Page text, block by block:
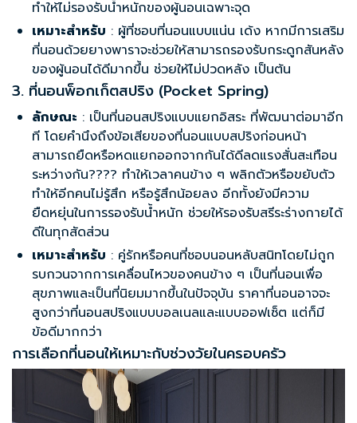
ทำให้ไม่รองรับน้ำหนักของผู้นอนเฉพาะจุด
เหมาะสำหรับ : ผู้ที่ชอบที่นอนแบบแน่น เด้ง หากมีการเสริม
ที่นอนด้วยยางพาราจะช่วยให้สามารถรองรับกระดูกสันหลัง
ของผู้นอนได้ดีมากขึ้น ช่วยให้ไม่ปวดหลัง เป็นต้น
3. ที่นอนพ็อกเก็ตสปริง (Pocket Spring)
ลักษณะ : เป็นที่นอนสปริงแบบแยกอิสระ ที่พัฒนาต่อมาอีก
ที โดยคำนึงถึงข้อเสียของที่นอนแบบสปริงก่อนหน้า
สามารถยืดหรือหดแยกออกจากกันได้ดีลดแรงสั่นสะเทือน
ระหว่างกัน????️ ทำให้เวลาคนข้าง ๆ พลิกตัวหรือขยับตัว
ทำให้อีกคนไม่รู้สึก หรือรู้สึกน้อยลง อีกทั้งยังมีความ
ยืดหยุ่นในการรองรับน้ำหนัก ช่วยให้รองรับสรีระร่างกายได้
ดีในทุกสัดส่วน
เหมาะสำหรับ : คู่รักหรือคนที่ชอบนอนหลับสนิทโดยไม่ถูก
รบกวนจากการเคลื่อนไหวของคนข้าง ๆ เป็นที่นอนเพื่อ
สุขภาพและเป็นที่นิยมมากขึ้นในปัจจุบัน ราคาที่นอนอาจจะ
สูงกว่าที่นอนสปริงแบบบอลเนลและแบบออฟเซ็ต แต่ก็มี
ข้อดีมากกว่า
การเลือกที่นอนให้เหมาะกับช่วงวัยในครอบครัว